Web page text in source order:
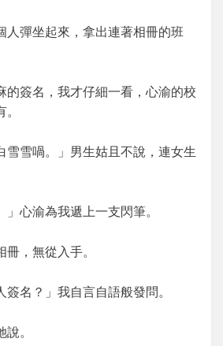
人彈坐起來，拿出連著相冊的班
的簽名，我才仔細一看，心渝的校
雪雪喎。」男生姑且不說，連女生
」心渝為我遞上一支閃筆。
，無從入手。
簽名？」我自言自語般發問。
。